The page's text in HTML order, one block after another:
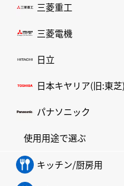
三菱重工
三菱電機
日立
日本キヤリア(旧:東芝)
パナソニック
使用用途で選ぶ
キッチン/厨房用